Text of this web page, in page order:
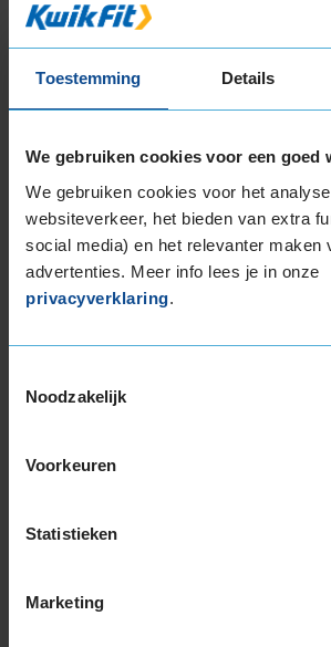
Toestemming Details
We gebruiken cookies voor een goed
We gebruiken cookies voor het
websiteverkeer, het bieden van extra
social media) en het relevanter maken
advertenties. Meer info lees je in onze
privacyverklaring.
Noodzakelijk
Voorkeuren
Statistieken
Marketing
bandenmaat omvang